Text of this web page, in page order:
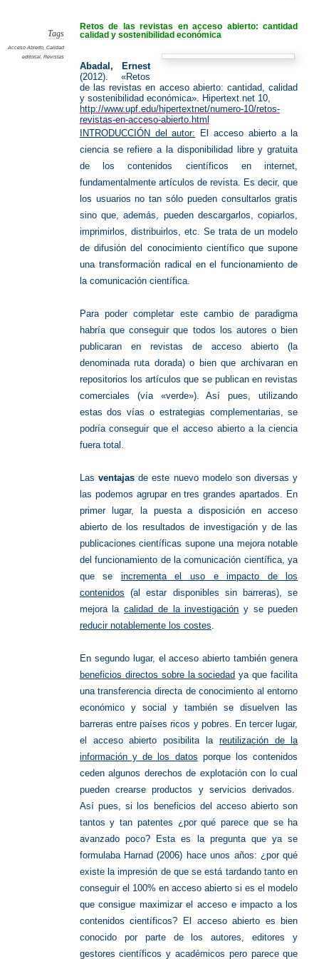
Tags
Acceso Abierto, Calidad
editorial, Revistas
Retos de las revistas en acceso abierto: cantidad
calidad y sostenibilidad económica
Abadal, Ernest
(2012). «Retos
de las revistas en acceso abierto: cantidad, calidad
y sostenibilidad económica». Hipertext.net 10,
http://www.upf.edu/hipertextnet/numero-10/retos-
revistas-en-acceso-abierto.html
INTRODUCCIÓN del autor: El acceso abierto a la
ciencia se refiere a la disponibilidad libre y gratuita
de los contenidos científicos en internet,
fundamentalmente artículos de revista. Es decir, que
los usuarios no tan sólo pueden consultarlos gratis
sino que, además, pueden descargarlos, copiarlos,
imprimirlos, distribuirlos, etc. Se trata de un modelo
de difusión del conocimiento científico que supone
una transformación radical en el funcionamiento de
la comunicación científica.
Para poder completar este cambio de paradigma
habría que conseguir que todos los autores o bien
publicaran en revistas de acceso abierto (la
denominada ruta dorada) o bien que archivaran en
repositorios los artículos que se publican en revistas
comerciales (vía «verde»). Así pues, utilizando
estas dos vías o estrategias complementarias, se
podría conseguir que el acceso abierto a la ciencia
fuera total.
Las ventajasde este nuevo modelo son diversas y
las podemos agrupar en tres grandes apartados. En
primer lugar, la puesta a disposición en acceso
abierto de los resultados de investigación y de las
publicaciones científicas supone una mejora notable
del funcionamiento de la comunicación científica, ya
que se incrementa el uso e impacto de los
contenidos (al estar disponibles sin barreras), se
mejora lacalidad de la investigación y se pueden
reducir notablemente los costes.
En segundo lugar, el acceso abierto también genera
beneficios directos sobre la sociedad ya que facilita
una transferencia directa de conocimiento al entorno
económico y social y también se disuelven las
barreras entre países ricos y pobres. En tercer lugar,
el acceso abierto posibilita la reutilización de la
información y de los datos porque los contenidos
ceden algunos derechos de explotación con lo cual
pueden crearse productos y servicios derivados.
Así pues, si los beneficios del acceso abierto son
tantos y tan patentes ¿por qué parece que se ha
avanzado poco? Esta es la pregunta que ya se
formulaba Harnad (2006) hace unos años: ¿por qué
existe la impresión de que se está tardando tanto en
conseguir el 100% en acceso abierto si es el modelo
que consigue maximizar el acceso e impacto a los
contenidos científicos? El acceso abierto es bien
conocido por parte de los autores, editores y
gestores científicos y académicos pero parece que